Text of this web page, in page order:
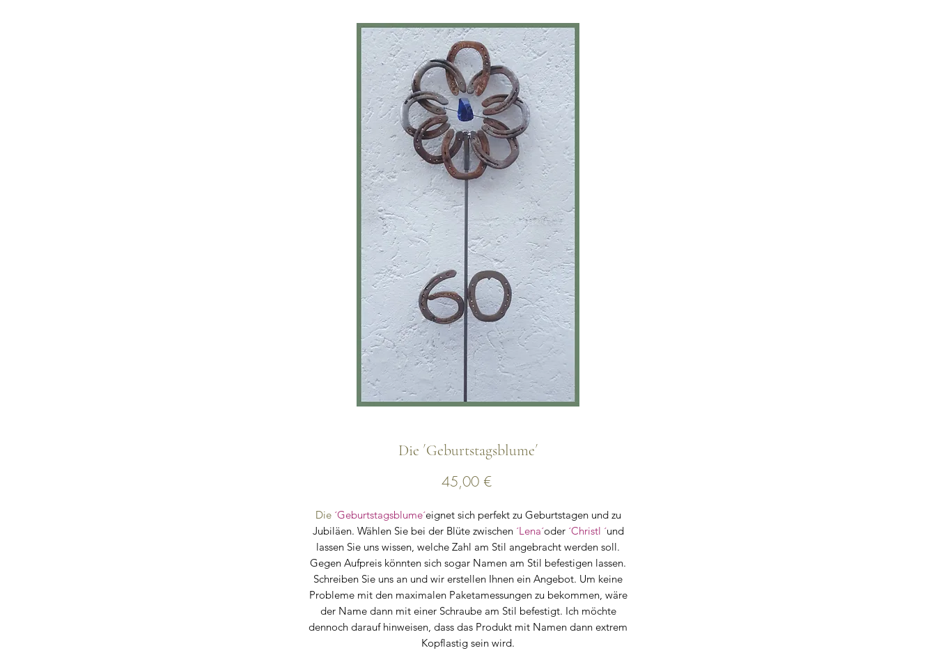
Die ´Geburtstagsblume´
45,00 €Preis
Die ´Geburtstagsblume´eignet sich perfekt zu Geburtstagen und zu
Jubiläen. Wählen Sie bei der Blüte zwischen´Lena´oder´Christl ´und
lassen Sie uns wissen, welche Zahl am Stil angebracht werden soll.
Gegen Aufpreis könnten sich sogar Namen am Stil befestigen lassen.
Schreiben Sie uns an und wir erstellen Ihnen ein Angebot. Um keine
Probleme mit den maximalen Paketamessungen zu bekommen, wäre
der Name dann mit einer Schraube am Stil befestigt. Ich möchte
dennoch darauf hinweisen, dass das Produkt mit Namen dann extrem
Kopflastig sein wird.